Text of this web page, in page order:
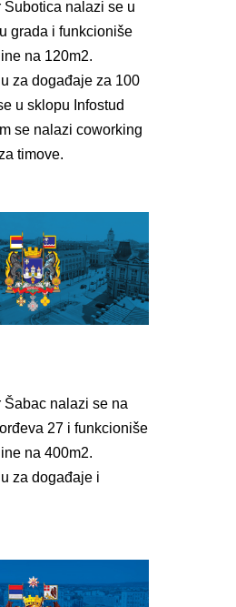
Subotica nalazi se u
grada i funkcioniše
na 120m2.
za događaje za 100
u sklopu Infostud
se nalazi coworking
timove.
Šabac nalazi se na
27 i funkcioniše
na 400m2.
za događaje i